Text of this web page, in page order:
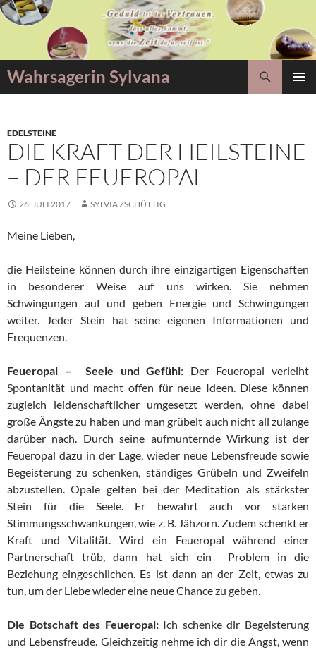
Zum
Inhalt
Wahrsagerin Sylvana
Suchen
EDELSTEINE
DIE KRAFT DER HEILSTEINE
– DER FEUEROPAL
26. JULI 2017 SYLVIA ZSCHÜTTIG
Meine Lieben,
die Heilsteine können durch ihre einzigartigen Eigenschaften
in besonderer Weise auf uns wirken. Sie nehmen
Schwingungen auf und geben Energie und Schwingungen
weiter. Jeder Stein hat seine eigenen Informationen und
Frequenzen.
Feueropal – Seele und Gefühl: Der Feueropal verleiht
Spontanität und macht offen für neue Ideen. Diese können
zugleich leidenschaftlicher umgesetzt werden, ohne dabei
große Ängste zu haben und man grübelt auch nicht all zulange
darüber nach. Durch seine aufmunternde Wirkung ist der
Feueropal dazu in der Lage, wieder neue Lebensfreude sowie
Begeisterung zu schenken, ständiges Grübeln und Zweifeln
abzustellen. Opale gelten bei der Meditation als stärkster
Stein für die Seele. Er bewahrt auch vor starken
Stimmungsschwankungen, wie z. B. Jähzorn. Zudem schenkt er
Kraft und Vitalität. Wird ein Feueropal während einer
Partnerschaft trüb, dann hat sich ein Problem in die
Beziehung eingeschlichen. Es ist dann an der Zeit, etwas zu
tun, um der Liebe wieder eine neue Chance zu geben.
Die Botschaft des Feueropal:Ich schenke dir Begeisterung
und Lebensfreude. Gleichzeitig nehme ich dir die Angst, wenn